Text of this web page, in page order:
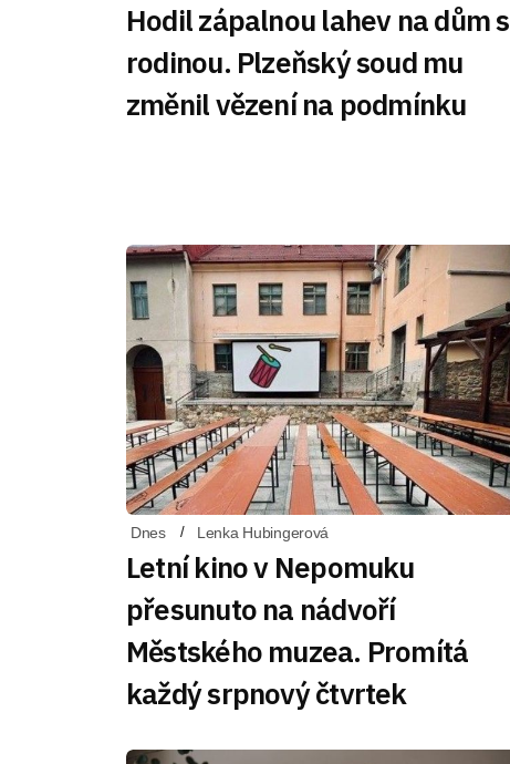
Hodil zápalnou lahev na dům s
rodinou. Plzeňský soud mu
změnil vězení na podmínku
Dnes Lenka Hubingerová
Letní kino v Nepomuku
přesunuto na nádvoří
Městského muzea. Promítá
každý srpnový čtvrtek